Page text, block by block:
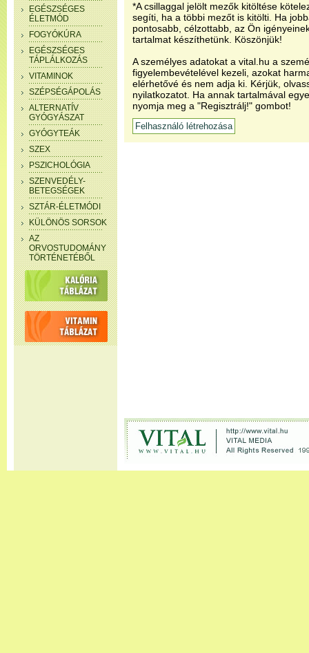
EGÉSZSÉGES
ÉLETMÓD
FOGYÓKÚRA
EGÉSZSÉGES
TÁPLÁLKOZÁS
VITAMINOK
SZÉPSÉGÁPOLÁS
ALTERNATÍV
GYÓGYÁSZAT
GYÓGYTEÁK
SZEX
PSZICHOLÓGIA
SZENVEDÉLY-
BETEGSÉGEK
SZTÁR-ÉLETMÓDI
KÜLÖNÖS SORSOK
AZ
ORVOSTUDOMÁNY
TÖRTÉNETÉBŐL
*A csillaggal jelölt mezők kitöltése
segíti, ha a többi mezőt is kitölti. Ha
pontosabb, célzottabb, az Ön
tartalmat készíthetünk. Köszönjük!
A személyes adatokat a vital.hu a
figyelembevételével kezeli, azokat
elérhetővé és nem adja ki. Kérjük,
nyilatkozatot. Ha annak tartalmával
nyomja meg a "Regisztrálj!" gombot!